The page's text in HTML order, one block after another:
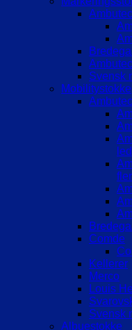
Svensk
Mobilitystokke
led
Comde
Kellerer
Merco
Louis
Svensk
Albuestokke